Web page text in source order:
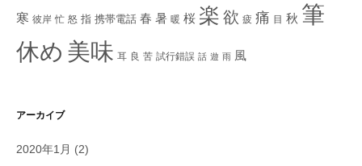
寒 彼岸 忙 怒 指 携帯電話 春 暑 暖 桜 楽 欲 疲 痛 目 秋 筆
休め 美味 耳 良 苦 試行錯誤 話 遊 雨 風
アーカイブ
2020年1月 (2)